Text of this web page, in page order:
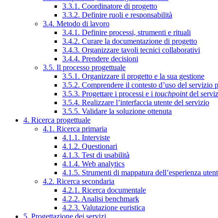
3.3.1. Coordinatore di progetto
3.3.2. Definire ruoli e responsabilità
3.4. Metodo di lavoro
3.4.1. Definire processi, strumenti e rituali
3.4.2. Curare la documentazione di progetto
3.4.3. Organizzare tavoli tecnici collaborativi
3.4.4. Prendere decisioni
3.5. Il processo progettuale
3.5.1. Organizzare il progetto e la sua gestione
3.5.2. Comprendere il contesto d’uso del servizio
3.5.3. Progettare i processi e i touchpointdel
3.5.4. Realizzare l’interfaccia utente del servizio
3.5.5. Validare la soluzione ottenuta
4. Ricerca progettuale
4.1. Ricerca primaria
4.1.1. Interviste
4.1.2. Questionari
4.1.3. Test di usabilità
4.1.4. Web analytics
4.1.5. Strumenti di mappatura dell’esperienza
4.2. Ricerca secondaria
4.2.1. Ricerca documentale
4.2.2. Analisi benchmark
4.2.3. Valutazione euristica
5. Progettazione dei servizi